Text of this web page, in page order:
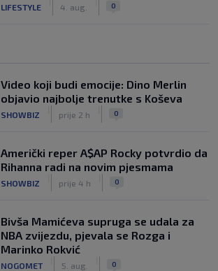
LIFESTYLE 4. aug. 0
Video koji budi emocije: Dino Merlin
objavio najbolje trenutke s Koševa
SHOWBIZ prije 2 h 0
Američki reper A$AP Rocky potvrdio da
Rihanna radi na novim pjesmama
SHOWBIZ prije 4 h 0
Bivša Mamićeva supruga se udala za
NBA zvijezdu, pjevala se Rozga i
Marinko Rokvić
NOGOMET 5. aug. 0